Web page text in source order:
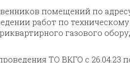
помещений по
работ по техническому
газового
ТО ВКГО с 26.04.23